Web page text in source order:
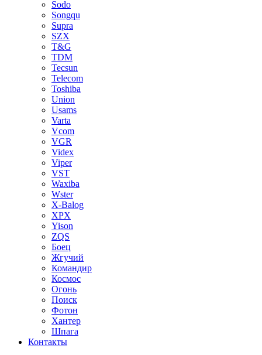
Sodo
Songqu
Supra
SZX
T&G
TDM
Tecsun
Telecom
Toshiba
Union
Usams
Varta
Vcom
VGR
Videx
Viper
VST
Waxiba
Wster
X-Balog
XPX
Yison
ZQS
Боец
Жгучий
Командир
Космос
Огонь
Поиск
Фотон
Хантер
Шпага
Контакты